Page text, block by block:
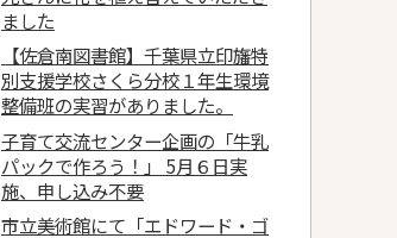
ました
【佐倉南図書館】千葉県立印旛特
別支援学校さくら分校１年生環境
整備班の実習がありました。
子育て交流センター企画の「牛乳
パックで作ろう！」 5月６日実
施、申し込み不要
市立美術館にて「エドワード・ゴ